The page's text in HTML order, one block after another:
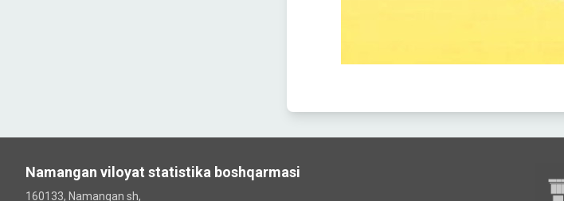
Namangan viloyat statistika boshqarmasi
160133, Namangan sh,